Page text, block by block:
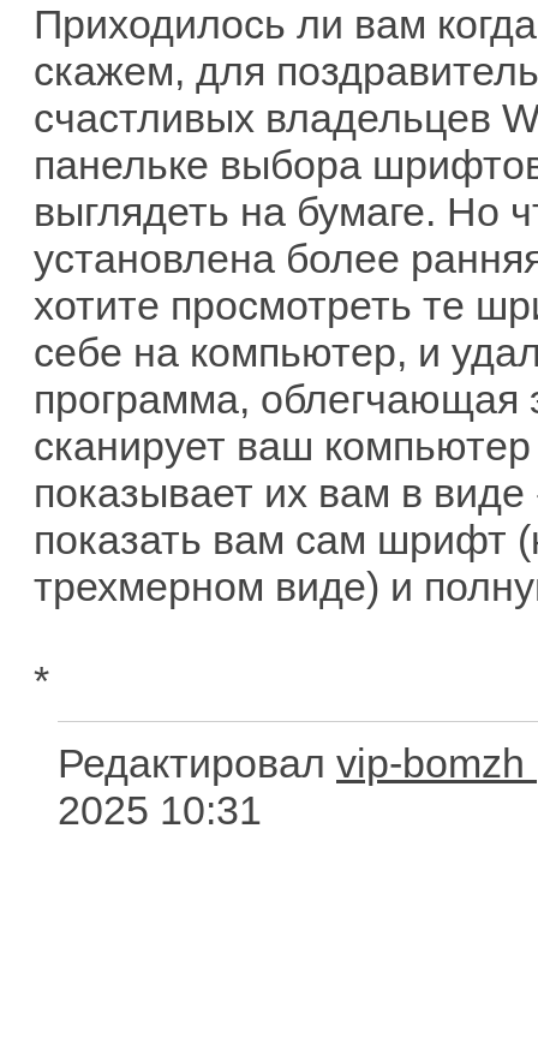
Приходилось ли вам
скажем, для
счастливых владельцев
панельке выбора
выглядеть на бумаге. Но
установлена более
хотите просмотреть те
себе на компьютер, и
программа, облегчающая
сканирует ваш
показывает их вам в
показать вам сам шрифт
трехмерном виде) и
*
Редактировал vip-bomzh
2025 10:31